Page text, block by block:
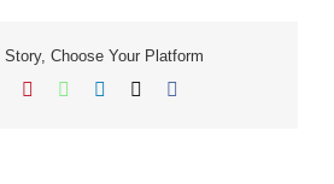
Choose Your Platform
Facebook
LinkedIn